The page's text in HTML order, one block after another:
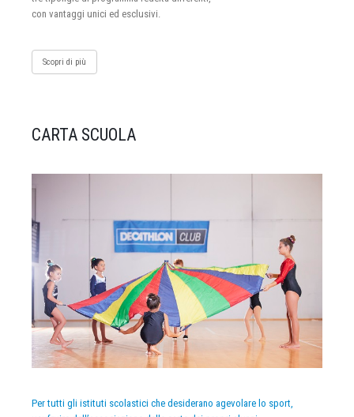
con vantaggi unici ed esclusivi.
Scopri di più
CARTA SCUOLA
Per tutti gli istituti scolastici che desiderano agevolare lo sport,